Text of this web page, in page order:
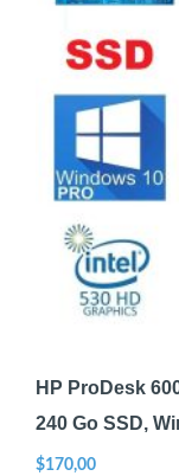
HP ProDesk
240 Go SSD,
$170,00